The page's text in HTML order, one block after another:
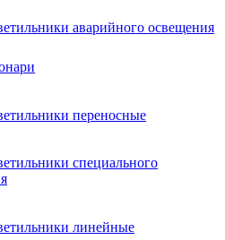
аварийного освещения
переносные
специального
линейные